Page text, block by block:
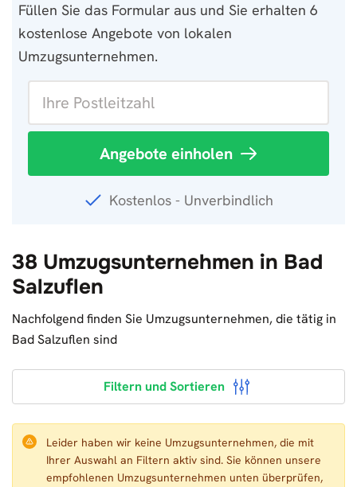
Füllen Sie das Formular aus und Sie erhalten 6
kostenlose Angebote von lokalen
Umzugsunternehmen.
Angebote einholen
Kostenlos - Unverbindlich
38 Umzugsunternehmen in Bad
Salzuflen
Nachfolgend finden Sie Umzugsunternehmen, die tätig in
Bad Salzuflen sind
Filtern und Sortieren
Leider haben wir keine Umzugsunternehmen, die mit
Ihrer Auswahl an Filtern aktiv sind. Sie können unsere
empfohlenen Umzugsunternehmen unten überprüfen,